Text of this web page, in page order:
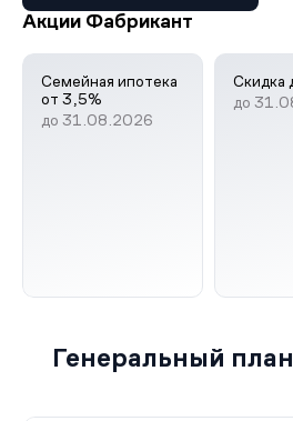
Акции Фабрикант
Семейная ипотека
от 3,5%
до 31.08.2026
Скидка
до
Генеральный план